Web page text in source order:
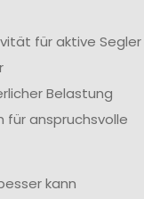
für aktive Segler
Belastung
für anspruchsvolle
kann